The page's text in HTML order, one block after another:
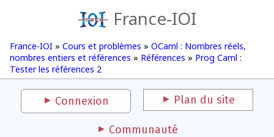
France-IOI
France-IOI » Cours et problèmes » OCaml : Nombres réels,
nombres entiers et références » Références » Prog Caml :
Tester les références 2
Connexion Plan du site
Communauté